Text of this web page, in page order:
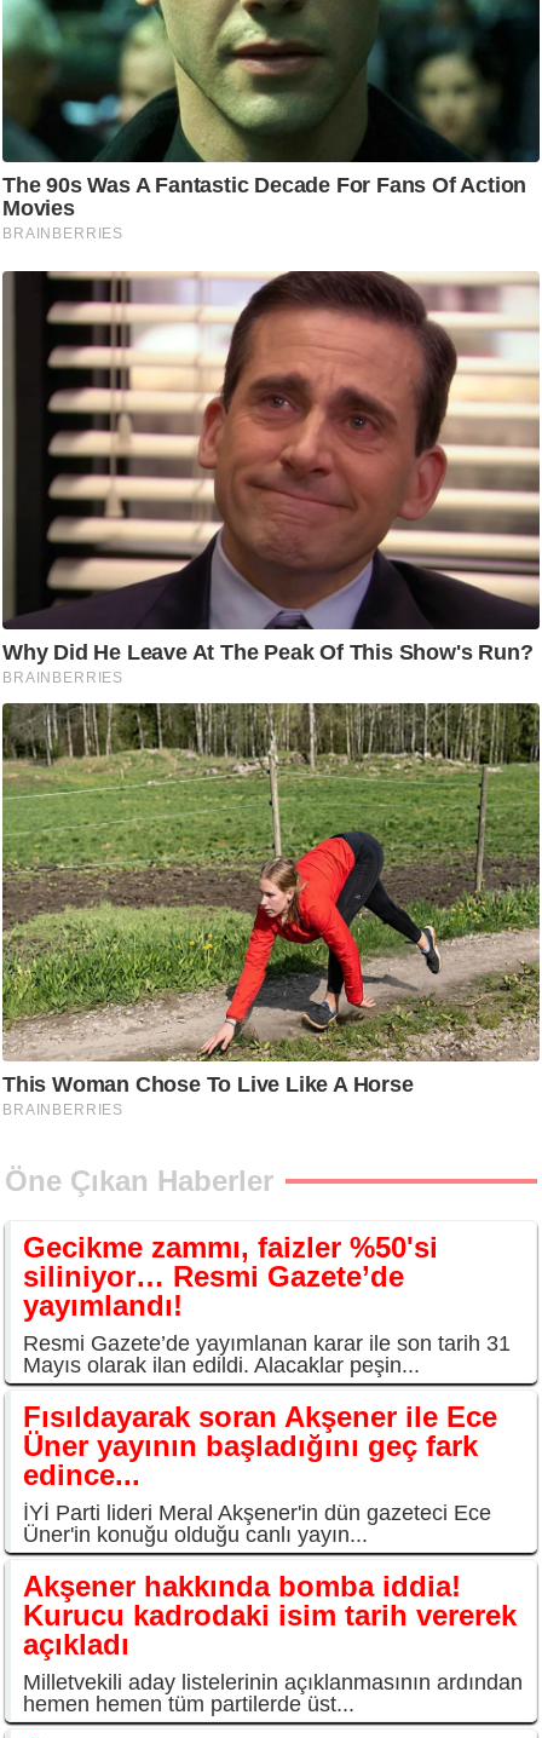
Öne Çıkan Haberler
Gecikme zammı, faizler %50'si
siliniyor… Resmi Gazete’de
yayımlandı!
Resmi Gazete’de yayımlanan karar ile son tarih 31
Mayıs olarak ilan edildi. Alacaklar peşin...
Fısıldayarak soran Akşener ile Ece
Üner yayının başladığını geç fark
edince...
İYİ Parti lideri Meral Akşener'in dün gazeteci Ece
Üner'in konuğu olduğu canlı yayın...
Akşener hakkında bomba iddia!
Kurucu kadrodaki isim tarih vererek
açıkladı
Milletvekili aday listelerinin açıklanmasının ardından
hemen hemen tüm partilerde üst...